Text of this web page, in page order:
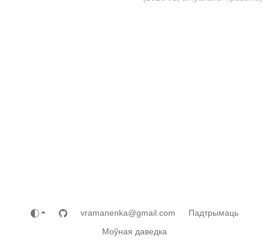
vramanenka@gmail.com
Падтрымаць
Моўная даведка